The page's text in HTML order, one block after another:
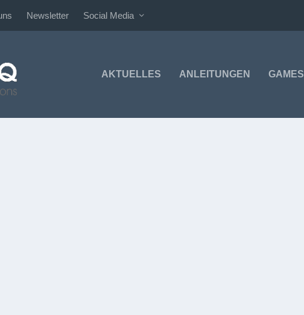
Newsletter Social Media
AKTUELLES ANLEITUNGEN GAMES